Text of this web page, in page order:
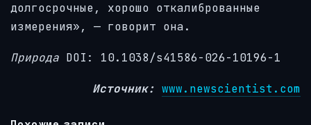
долгосрочные, хорошо откалиброванные
измерения», — говорит она.
Природа DOI: 10.1038/s41586-026-10196-1
Источник: www.newscientist.com